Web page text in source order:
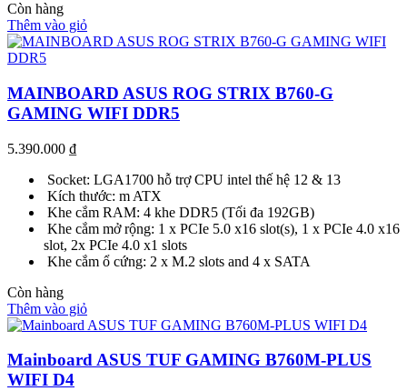
Còn hàng
Thêm vào giỏ
MAINBOARD ASUS ROG STRIX B760-G
GAMING WIFI DDR5
5.390.000 ₫
Socket: LGA1700 hỗ trợ CPU intel thế hệ 12 & 13
Kích thước: m ATX
Khe cắm RAM: 4 khe DDR5 (Tối đa 192GB)
Khe cắm mở rộng: 1 x PCIe 5.0 x16 slot(s), 1 x PCIe 4.0 x16
slot, 2x PCIe 4.0 x1 slots
Khe cắm ổ cứng: 2 x M.2 slots and 4 x SATA
Còn hàng
Thêm vào giỏ
Mainboard ASUS TUF GAMING B760M-PLUS
WIFI D4